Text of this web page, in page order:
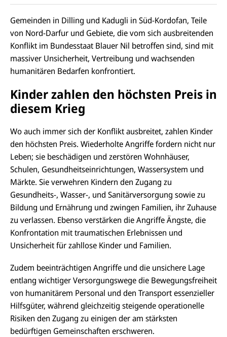
Gemeinden in Dilling und Kadugli in Süd-Kordofan, Teile
von Nord-Darfur und Gebiete, die vom sich ausbreitenden
Konflikt im Bundesstaat Blauer Nil betroffen sind, sind mit
massiver Unsicherheit, Vertreibung und wachsenden
humanitären Bedarfen konfrontiert.
Kinder zahlen den höchsten Preis in
diesem Krieg
Wo auch immer sich der Konflikt ausbreitet, zahlen Kinder
den höchsten Preis. Wiederholte Angriffe fordern nicht nur
Leben; sie beschädigen und zerstören Wohnhäuser,
Schulen, Gesundheitseinrichtungen, Wassersystem und
Märkte. Sie verwehren Kindern den Zugang zu
Gesundheits-, Wasser-, und Sanitärversorgung sowie zu
Bildung und Ernährung und zwingen Familien, ihr Zuhause
zu verlassen. Ebenso verstärken die Angriffe Ängste, die
Konfrontation mit traumatischen Erlebnissen und
Unsicherheit für zahllose Kinder und Familien.
Zudem beeinträchtigen Angriffe und die unsichere Lage
entlang wichtiger Versorgungswege die Bewegungsfreiheit
von humanitärem Personal und den Transport essenzieller
Hilfsgüter, während gleichzeitig steigende operationelle
Risiken den Zugang zu einigen der am stärksten
bedürftigen Gemeinschaften erschweren.